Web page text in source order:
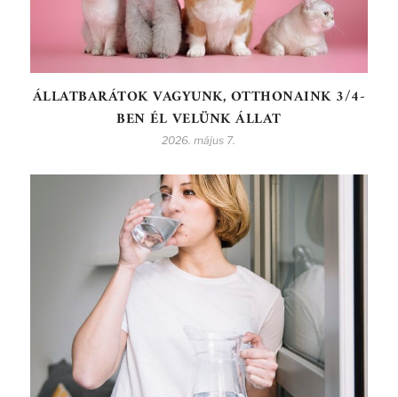
ÁLLATBARÁTOK VAGYUNK, OTTHONAINK 3/4-
BEN ÉL VELÜNK ÁLLAT
2026. május 7.